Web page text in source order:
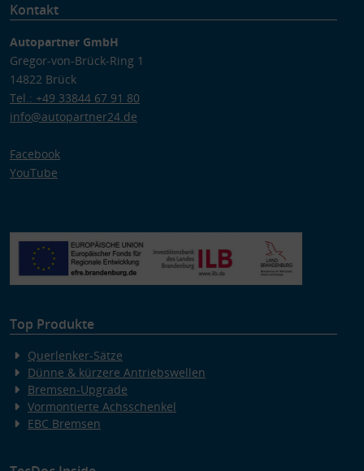
Kontakt
Autopartner GmbH
Gregor-von-Brück-Ring 1
14822 Brück
Tel.: +49 33844 67 91 80
info@autopartner24.de
Facebook
YouTube
Top Produkte
Querlenker-Sätze
Dünne & kürzere Antriebswellen
Bremsen-Upgrade
Vormontierte Achsschenkel
EBC Bremsen